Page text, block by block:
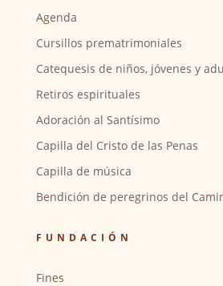
Agenda
Cursillos prematrimoniales
Catequesis de niños, jóvenes y
Retiros espirituales
Adoración al Santísimo
Capilla del Cristo de las Penas
Capilla de música
Bendición de peregrinos del
FUNDACIÓN
Fines